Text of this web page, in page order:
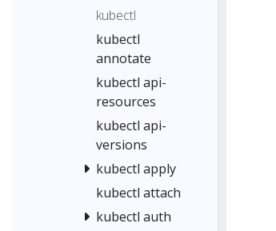
kubectl
kubectl
annotate
kubectl api-
resources
kubectl api-
versions
kubectl apply
kubectl attach
kubectl auth